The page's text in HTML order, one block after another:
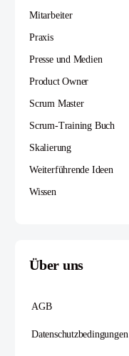
Mitarbeiter
Praxis
Presse und Medien
Product Owner
Scrum Master
Scrum-Training Buch
Skalierung
Weiterführende Ideen
Wissen
Über uns
AGB
Datenschutzbedingungen